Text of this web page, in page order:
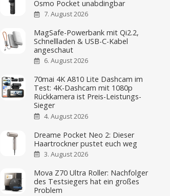
Osmo Pocket unabdingbar
7. August 2026
MagSafe-Powerbank mit Qi2.2,
Schnellladen & USB-C-Kabel
angeschaut
6. August 2026
70mai 4K A810 Lite Dashcam im
Test: 4K-Dashcam mit 1080p
Rückkamera ist Preis-Leistungs-
Sieger
4. August 2026
Dreame Pocket Neo 2: Dieser
Haartrockner pustet euch weg
3. August 2026
Mova Z70 Ultra Roller: Nachfolger
des Testsiegers hat ein großes
Problem